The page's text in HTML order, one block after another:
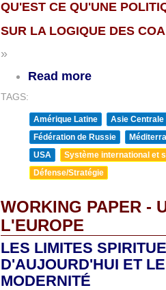
QU'EST CE QU'UNE
SUR LA LOGIQUE DES
»
Read more
TAGS:
Amérique Latine
Asie Centrale
Fédération de Russie
USA
Système international et
Défense/Stratégie
WORKING PAPER -
L'EUROPE
LES LIMITES
D'AUJOURD'HUI ET
MODERNITÉ